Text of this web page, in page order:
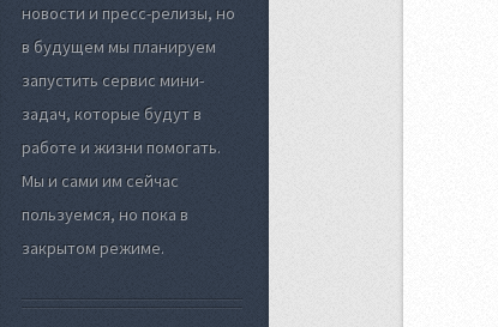
новости и пресс-релизы, но
в будущем мы планируем
запустить сервис мини-
задач, которые будут в
работе и жизни помогать.
Мы и сами им сейчас
пользуемся, но пока в
закрытом режиме.